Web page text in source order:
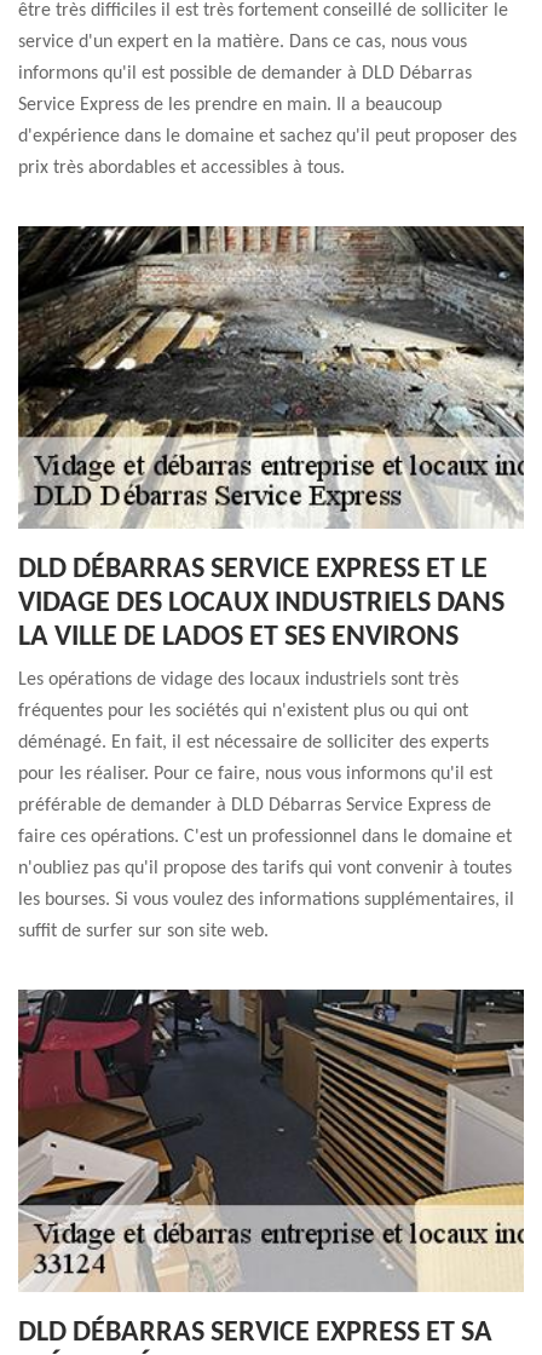
être très difficiles il est très fortement conseillé de solliciter le
service d'un expert en la matière. Dans ce cas, nous vous
informons qu'il est possible de demander à DLD Débarras
Service Express de les prendre en main. Il a beaucoup
d'expérience dans le domaine et sachez qu'il peut proposer des
prix très abordables et accessibles à tous.
DLD DÉBARRAS SERVICE EXPRESS ET LE
VIDAGE DES LOCAUX INDUSTRIELS DANS
LA VILLE DE LADOS ET SES ENVIRONS
Les opérations de vidage des locaux industriels sont très
fréquentes pour les sociétés qui n'existent plus ou qui ont
déménagé. En fait, il est nécessaire de solliciter des experts
pour les réaliser. Pour ce faire, nous vous informons qu'il est
préférable de demander à DLD Débarras Service Express de
faire ces opérations. C'est un professionnel dans le domaine et
n'oubliez pas qu'il propose des tarifs qui vont convenir à toutes
les bourses. Si vous voulez des informations supplémentaires, il
suffit de surfer sur son site web.
DLD DÉBARRAS SERVICE EXPRESS ET SA